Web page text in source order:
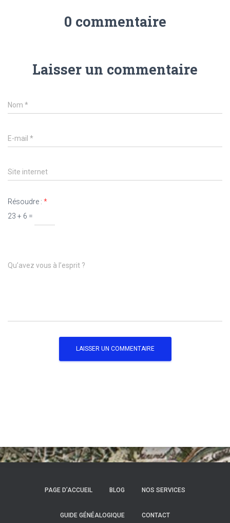
0 commentaire
Laisser un commentaire
Nom *
E-mail *
Site internet
Résoudre : *
23 + 6 =
Qu’avez vous à l’esprit ?
PAGE D’ACCUEIL BLOG NOS SERVICES
GUIDE GÉNÉALOGIQUE CONTACT